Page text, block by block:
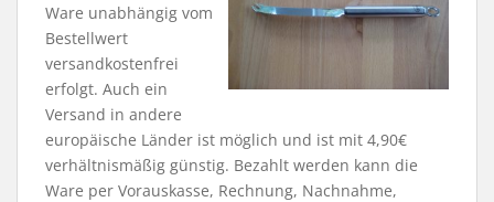
Ware unabhängig vom
Bestellwert
versandkostenfrei
erfolgt. Auch ein
Versand in andere
europäische Länder ist möglich und ist mit 4,90€
verhältnismäßig günstig. Bezahlt werden kann die
Ware per Vorauskasse, Rechnung, Nachnahme,